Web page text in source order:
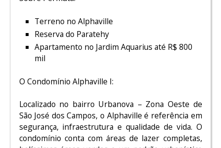
Terreno no Alphaville
Reserva do Paratehy
Apartamento no Jardim Aquarius até R$ 800
mil
O Condomínio Alphaville I:
Localizado no bairro Urbanova – Zona Oeste de
São José dos Campos, o Alphaville é referência em
segurança, infraestrutura e qualidade de vida. O
condomínio conta com áreas de lazer completas,